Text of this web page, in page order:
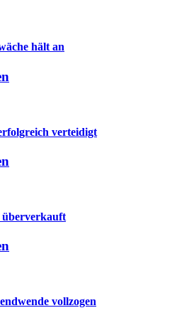
hält an
verteidigt
vollzogen